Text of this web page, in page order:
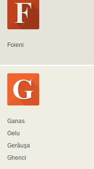
Foieni
Ganas
Gelu
Gerăuşa
Ghenci